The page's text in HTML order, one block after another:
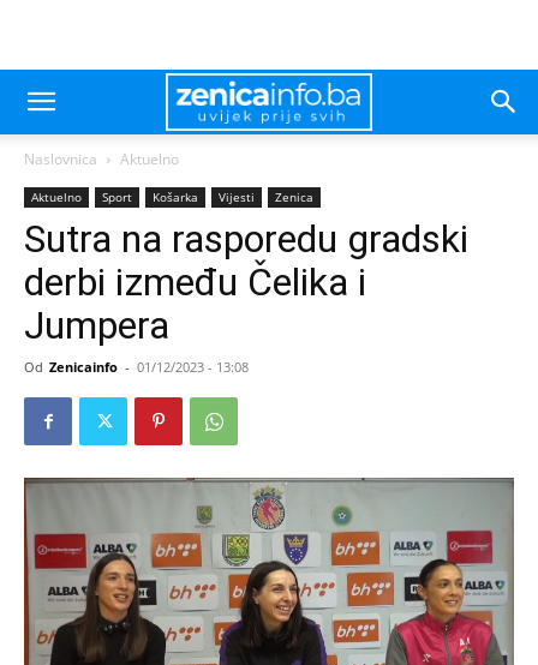
Naslovnica Aktuelno
Aktuelno Sport Košarka Vijesti Zenica
Sutra na rasporedu gradski
derbi između Čelika i
Jumpera
Od Zenicainfo - 01/12/2023 - 13:08